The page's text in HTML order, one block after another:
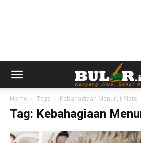
Home Tags Kebahagiaan Menurut Plato
Tag: Kebahagiaan